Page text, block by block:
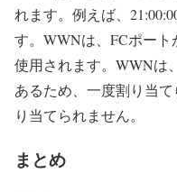
れます。例えば、
す。WWNは、FCポー
使用されます。WWNは
あるため、一度割り当
り当てられません。
まとめ